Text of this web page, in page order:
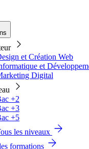
et Création Web
et
Digital
+2
+3
+5
les niveaux
formations